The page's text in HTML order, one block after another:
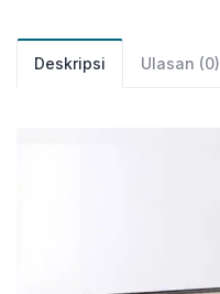
Deskripsi Ulasan (0)